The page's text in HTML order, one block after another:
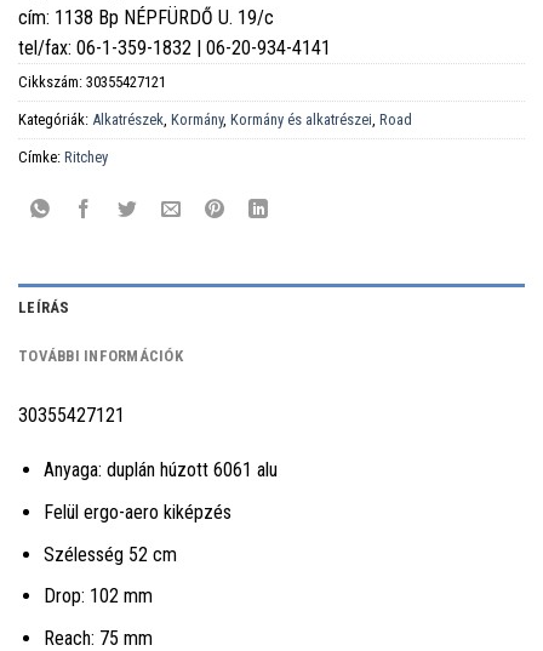
cím: 1138 Bp NÉPFÜRDŐ U. 19/c
tel/fax: 06-1-359-1832 | 06-20-934-4141
Cikkszám: 30355427121
Kategóriák: Alkatrészek Kormány, Kormány és alkatrészei Road
Címke: Ritchey
LEÍRÁS
TOVÁBBI INFORMÁCIÓK
30355427121
Anyaga: duplán húzott 6061 alu
Felül ergo-aero kiképzés
Szélesség 52 cm
Drop: 102 mm
Reach: 75 mm